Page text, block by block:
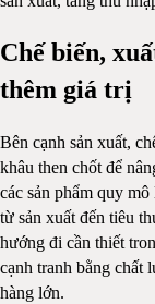
Chế biến,
thêm giá trị
Bên cạnh sản xuất,
khâu then chốt để
các sản phẩm quy
từ sản xuất đến tiêu
hướng đi cần thiết
cạnh tranh bằng chất
hàng lớn.